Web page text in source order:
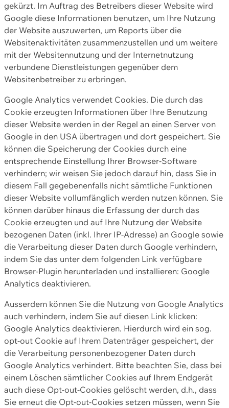
gekürzt. Im Auftrag des Betreibers dieser Website wird
Google diese Informationen benutzen, um Ihre Nutzung
der Website auszuwerten, um Reports über die
Websitenaktivitäten zusammenzustellen und um weitere
mit der Websitennutzung und der Internetnutzung
verbundene Dienstleistungen gegenüber dem
Websitenbetreiber zu erbringen.
Google Analytics verwendet Cookies. Die durch das
Cookie erzeugten Informationen über Ihre Benutzung
dieser Website werden in der Regel an einen Server von
Google in den USA übertragen und dort gespeichert. Sie
können die Speicherung der Cookies durch eine
entsprechende Einstellung Ihrer Browser-Software
verhindern; wir weisen Sie jedoch darauf hin, dass Sie in
diesem Fall gegebenenfalls nicht sämtliche Funktionen
dieser Website vollumfänglich werden nutzen können. Sie
können darüber hinaus die Erfassung der durch das
Cookie erzeugten und auf Ihre Nutzung der Website
bezogenen Daten (inkl. Ihrer IP-Adresse) an Google sowie
die Verarbeitung dieser Daten durch Google verhindern,
indem Sie das unter dem folgenden Link verfügbare
Browser-Plugin herunterladen und installieren: Google
Analytics deaktivieren.
Ausserdem können Sie die Nutzung von Google Analytics
auch verhindern, indem Sie auf diesen Link klicken:
Google Analytics deaktivieren. Hierdurch wird ein sog.
opt-out Cookie auf Ihrem Datenträger gespeichert, der
die Verarbeitung personenbezogener Daten durch
Google Analytics verhindert. Bitte beachten Sie, dass bei
einem Löschen sämtlicher Cookies auf Ihrem Endgerät
auch diese Opt-out-Cookies gelöscht werden, d.h., dass
Sie erneut die Opt-out-Cookies setzen müssen, wenn Sie